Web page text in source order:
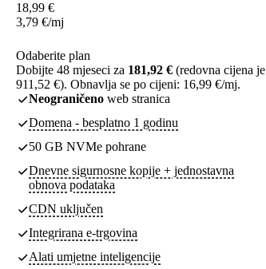
18,99 €
3,79 €/mj
Odaberite plan
Dobijte 48 mjeseci za 181,92 € (redovna cijena je
911,52 €). Obnavlja se po cijeni: 16,99 €/mj.
Neograničeno web stranica
Domena - besplatno 1 godinu
50 GB NVMe pohrane
Dnevne sigurnosne kopije + jednostavna
obnova podataka
CDN uključen
Integrirana e-trgovina
Alati umjetne inteligencije